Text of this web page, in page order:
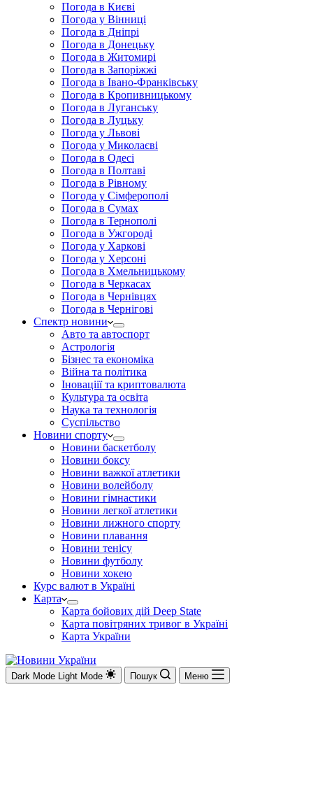
Погода в Києві
Погода у Вінниці
Погода в Дніпрі
Погода в Донецьку
Погода в Житомирі
Погода в Запоріжжі
Погода в Івано-Франківську
Погода в Кропивницькому
Погода в Луганську
Погода в Луцьку
Погода у Львові
Погода у Миколаєві
Погода в Одесі
Погода в Полтаві
Погода в Рівному
Погода у Сімферополі
Погода в Сумах
Погода в Тернополі
Погода в Ужгороді
Погода у Харкові
Погода у Херсоні
Погода в Хмельницькому
Погода в Черкасах
Погода в Чернівцях
Погода в Чернігові
Спектр новини
Авто та автоспорт
Астрологія
Бізнес та економіка
Війна та політика
Іноваціії та криптовалюта
Культура та освіта
Наука та технологія
Суспільство
Новини спорту
Новини баскетболу
Новини боксу
Новини важкої атлетики
Новини волейболу
Новини гімнастики
Новини легкої атлетики
Новини лижного спорту
Новини плавання
Новини тенісу
Новини футболу
Новини хокею
Курс валют в Україні
Карта
Карта бойових дій Deep State
Карта повітряних тривог в Україні
Карта України
Dark Mode Light Mode Пошук Меню